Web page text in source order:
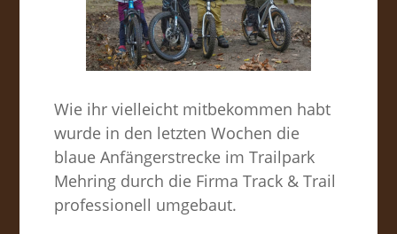
Wie ihr vielleicht mitbekommen habt
wurde in den letzten Wochen die
blaue Anfängerstrecke im Trailpark
Mehring durch die Firma Track & Trail
professionell umgebaut.